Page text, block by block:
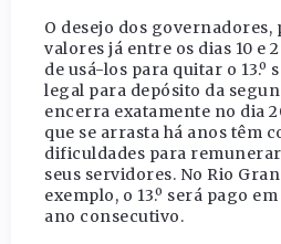
O desejo dos governadores,
valores já entre os dias 10 e
de usá-los para quitar o 13.º
legal para depósito da
encerra exatamente no dia
que se arrasta há anos têm
dificuldades para
seus servidores. No Rio
exemplo, o 13.º será pago
ano consecutivo.